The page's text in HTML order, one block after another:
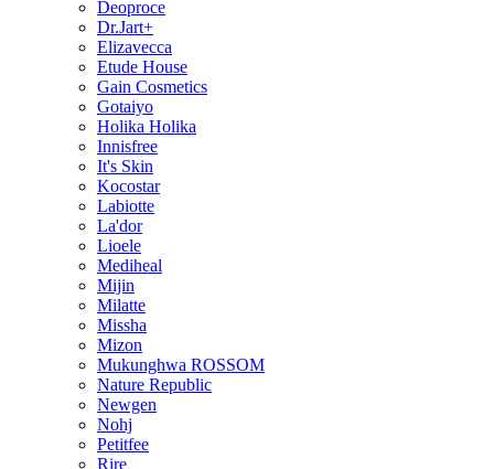
Deoproce
Dr.Jart+
Elizavecca
Etude House
Gain Cosmetics
Gotaiyo
Holika Holika
Innisfree
It's Skin
Kocostar
Labiotte
La'dor
Lioele
Mediheal
Mijin
Milatte
Missha
Mizon
Mukunghwa ROSSOM
Nature Republic
Newgen
Nohj
Petitfee
Rire